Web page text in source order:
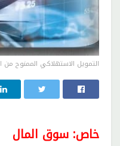
التمويل الاستهلاكي الممنوح من
خاص: سوق المال